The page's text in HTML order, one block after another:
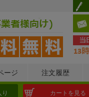
ージ 注文履歴
カートを見る